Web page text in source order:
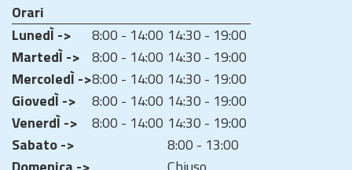
Orari
LunedÌ ->
8:00 - 14:00 14:30 - 19:00
MartedÌ -> 8:00 - 14:00 14:30 - 19:00
MercoledÌ ->8:00 - 14:00 14:30 - 19:00
GiovedÌ ->
8:00 - 14:00 14:30 - 19:00
VenerdÌ ->
8:00 - 14:00 14:30 - 19:00
Sabato ->
8:00 - 13:00